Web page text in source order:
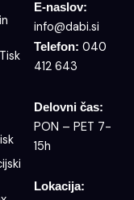
E-naslov:
info@dabi.si
Telefon: 040
412 643
Delovni čas:
PON – PET 7-
15h
Lokacija: